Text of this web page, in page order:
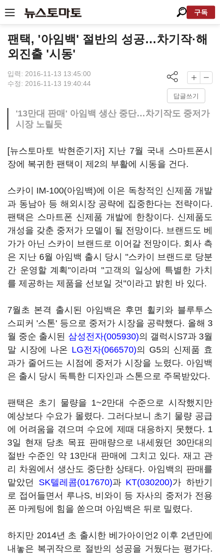
구독
팬택, '아임백' 절반의 성공…차기작·해
외진출 '시동'
입력: 2016-11-13 13:45:00
수정: 2016-11-13 19:40:44
답글쓰기
'13만대 판매' 아임백 생산 중단…차기작도 중저가
시장 노릴듯
[뉴스토마토 박현준기자] 지난 7월 국내 스마트폰시
장에 복귀한 팬택이 제2의 부활에 시동을 건다.
스카이 IM-100(아임백)에 이은 독창적인 신제품 개발
과 동남아 등 해외시장 공략에 집중한다는 전략이다.
팬택은 스마트폰 신제품 개발에 한창이다. 신제품도
개성을 갖춘 중저가 모델이 될 전망이다. 브랜드도 베
가가 아닌 스카이 브랜드로 이어갈 전망이다. 회사 측
은 지난 6월 아임백 출시 당시 "스카이 브랜드로 당분
간 운영할 계획"이라며 "고객의 일상에 특별한 가치
를 제공하는 제품을 선보일 것"이라고 밝힌 바 있다.
7월초 본격 출시된 아임백은 후면 휠키와 블루투스
스피커 '스톤' 등으로 중저가 시장을 공략했다. 올해 3
월 중순 출시된 삼성전자(005930)의 갤럭시S7과 3월
말 시장에 나온 LG전자(066570)의 G5의 신제품 효
과가 줄어드는 시점에 중저가 시장을 노렸다. 아임백
은 출시 당시 독특한 디자인과 스톤으로 주목받았다.
팬택은 초기 물량을 1~2만대 수준으로 시작했지만
예상보다 수요가 몰렸다. 그러다보니 초기 물량 공급
에 어려움을 겪으며 수요에 제때 대응하지 못했다. 1
3일 현재 당초 목표 판매량으로 내세웠던 30만대의
절반 수준인 약 13만대 판매에 그치고 있다. 재고 관
리 차원에서 생산도 중단한 상태다. 아임백의 판매를
맡았던 SK텔레콤(017670)과 KT(030200)가 하반기
로 접어들면서 루나S, 비와이 등 자사의 중저가 전용
폰 마케팅에 힘을 쏟으며 아임백은 뒤로 밀렸다.
하지만 2014년 초 출시한 베가아이언2 이후 2년만에
내놓은 복귀작으로 절반의 성공을 거뒀다는 평가다.